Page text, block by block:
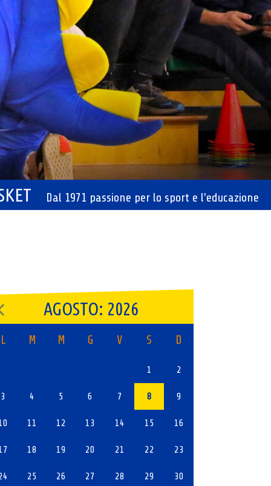
Dal 1971 passione per lo sport e l'educazione
AGOSTO: 2026
L M M G V S D
1 2
3 4 5 6 7 8 9
11 12 13 14 15 16
18 19 20 21 22 23
25 26 27 28 29 30